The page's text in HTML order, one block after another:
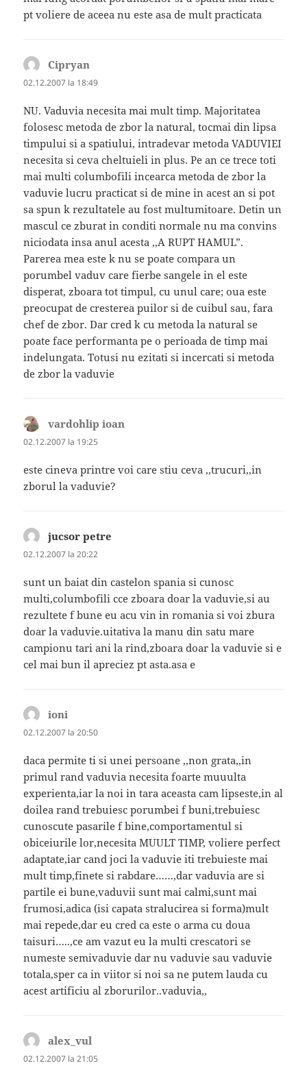
pt voliere de aceea nu este asa de mult practicata
Cipryan
02.12.2007 la 18:49
NU. Vaduvia necesita mai mult timp. Majoritatea
folosesc metoda de zbor la natural, tocmai din lipsa
timpului si a spatiului, intradevar metoda VADUVIEI
necesita si ceva cheltuieli in plus. Pe an ce trece toti
mai multi columbofili incearca metoda de zbor la
vaduvie lucru practicat si de mine in acest an si pot
sa spun k rezultatele au fost multumitoare. Detin un
mascul ce zburat in conditi normale nu ma convins
niciodata insa anul acesta ,,A RUPT HAMUL”.
Parerea mea este k nu se poate compara un
porumbel vaduv care fierbe sangele in el este
disperat, zboara tot timpul, cu unul care; oua este
preocupat de cresterea puilor si de cuibul sau, fara
chef de zbor. Dar cred k cu metoda la natural se
poate face performanta pe o perioada de timp mai
indelungata. Totusi nu ezitati si incercati si metoda
de zbor la vaduvie
vardohlip ioan
02.12.2007 la 19:25
este cineva printre voi care stiu ceva ,,trucuri,,in
zborul la vaduvie?
jucsor petre
02.12.2007 la 20:22
sunt un baiat din castelon spania si cunosc
multi,columbofili cce zboara doar la vaduvie,si au
rezultete f bune eu acu vin in romania si voi zbura
doar la vaduvie.uitativa la manu din satu mare
campionu tari ani la rind,zboara doar la vaduvie si e
cel mai bun il apreciez pt asta.asa e
ioni
02.12.2007 la 20:50
daca permite ti si unei persoane ,,non grata,,in
primul rand vaduvia necesita foarte muuulta
experienta,iar la noi in tara aceasta cam lipseste,in al
doilea rand trebuiesc porumbei f buni,trebuiesc
cunoscute pasarile f bine,comportamentul si
obiceiurile lor,necesita MUULT TIMP, voliere perfect
adaptate,iar cand joci la vaduvie iti trebuieste mai
mult timp,finete si rabdare……,dar vaduvia are si
partile ei bune,vaduvii sunt mai calmi,sunt mai
frumosi,adica (isi capata stralucirea si forma)mult
mai repede,dar eu cred ca este o arma cu doua
taisuri…..,ce am vazut eu la multi crescatori se
numeste semivaduvie dar nu vaduvie sau vaduvie
totala,sper ca in viitor si noi sa ne putem lauda cu
acest artificiu al zborurilor..vaduvia,,
alex_vul
02.12.2007 la 21:05